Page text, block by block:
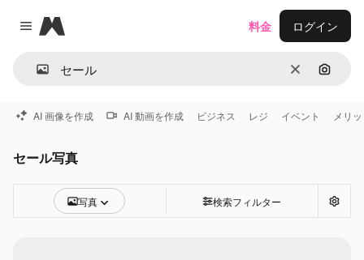
Close menu
Magnific
消去 画像で
料金 ログイン
AI 画像を作成 AI 動画を作成 ビジネス レジ イベント メリ
セール写真
写真 検索フィルター